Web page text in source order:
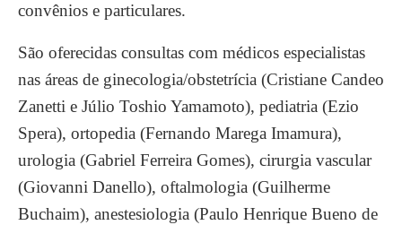
convênios e particulares.
São oferecidas consultas com médicos especialistas
nas áreas de ginecologia/obstetrícia (Cristiane Candeo
Zanetti e Júlio Toshio Yamamoto), pediatria (Ezio
Spera), ortopedia (Fernando Marega Imamura),
urologia (Gabriel Ferreira Gomes), cirurgia vascular
(Giovanni Danello), oftalmologia (Guilherme
Buchaim), anestesiologia (Paulo Henrique Bueno de